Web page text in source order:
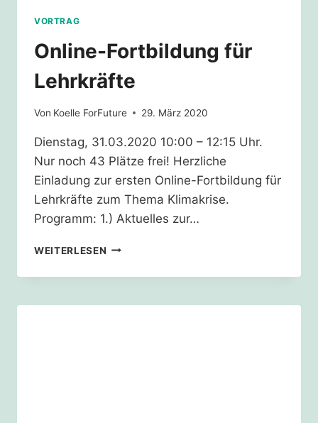
VORTRAG
Online-Fortbildung für
Lehrkräfte
Von Koelle ForFuture 29. März 2020
Dienstag, 31.03.2020 10:00 – 12:15 Uhr.
Nur noch 43 Plätze frei! Herzliche
Einladung zur ersten Online-Fortbildung für
Lehrkräfte zum Thema Klimakrise.
Programm: 1.) Aktuelles zur…
WEITERLESEN ONLINE-
FÜR